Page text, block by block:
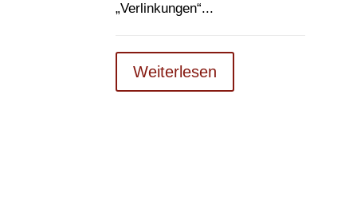
„Verlinkungen“...
Weiterlesen